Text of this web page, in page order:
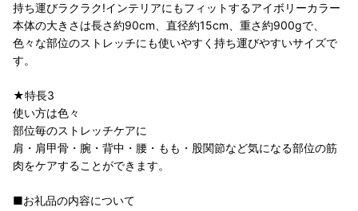
持ち運びラクラク!インテリアにもフィットするアイボリーカラー
本体の大きさは長さ約90cm、直径約15cm、重さ約900gで、
色々な部位のストレッチにも使いやすく持ち運びやすいサイズで
す。
★特長3
使い方は色々
部位毎のストレッチケアに
肩・肩甲骨・腕・背中・腰・もも・股関節など気になる部位の筋
肉をケアすることができます。
■お礼品の内容について